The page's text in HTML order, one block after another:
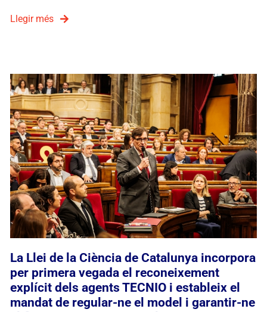
Llegir més
La Llei de la Ciència de Catalunya incorpora
per primera vegada el reconeixement
explícit dels agents TECNIO i estableix el
mandat de regular-ne el model i garantir-ne